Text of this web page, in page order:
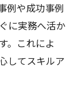
例や成功事例
に実務へ活か
。これによ
してスキルア